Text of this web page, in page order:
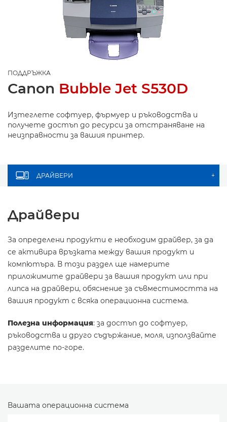
ПОДДРЪЖКА
Canon Bubble Jet S530D
Изтеглете софтуер, фърмуер и ръководства и
получете достъп до ресурси за отстраняване на
неизправности за вашия принтер.
ДРАЙВЕРИ +
Драйвери
За определени продукти е необходим драйвер, за да
се активира връзката между вашия продукт и
компютъра. В този раздел ще намерите
приложимите драйвери за вашия продукт или при
липса на драйвери, обяснение за съвместимостта на
вашия продукт с всяка операционна система.
Полезна информация: за достъп до софтуер,
ръководства и друго съдържание, моля, използвайте
разделите по-горе.
Вашата операционна система